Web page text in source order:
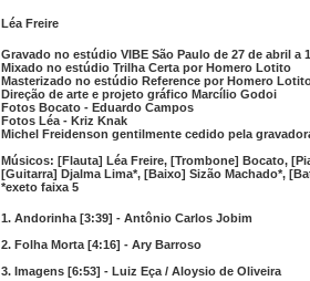
Léa Freire
Gravado no estúdio VIBE São Paulo de 27 de abril a
Mixado no estúdio Trilha Certa por Homero Lotito
Masterizado no estúdio Reference por Homero
Direção de arte e projeto gráfico Marcílio Godoi
Fotos Bocato - Eduardo Campos
Fotos Léa - Kriz Knak
Michel Freidenson gentilmente cedido pela
Músicos: [Flauta] Léa Freire, [Trombone] Bocato,
[Guitarra] Djalma Lima*, [Baixo] Sizão Machado*,
*exeto faixa 5
1. Andorinha [3:39] - Antônio Carlos Jobim
2. Folha Morta [4:16] - Ary Barroso
3. Imagens [6:53] - Luiz Eça / Aloysio de Oliveira